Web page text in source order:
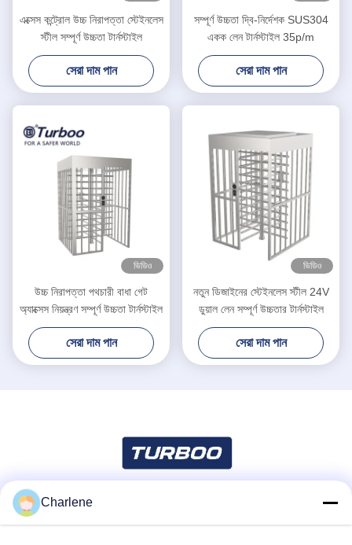
এক্সেস কন্ট্রোল উচ্চ নিরাপত্তা স্টেইনলেস
স্টীল সম্পূর্ণ উচ্চতা টার্নস্টাইল
সেরা দাম পান
সম্পূর্ণ উচ্চতা দ্বি-নির্দেশক SUS304
একক লেন টার্নস্টাইল 35p/m
সেরা দাম পান
ভিডিও
উচ্চ নিরাপত্তা পথচারী বাধা গেট
অ্যাক্সেস নিয়ন্ত্রণ সম্পূর্ণ উচ্চতা টার্নস্টাইল
সেরা দাম পান
ভিডিও
নতুন ডিজাইনের স্টেইনলেস স্টীল 24V
ডুয়াল লেন সম্পূর্ণ উচ্চতার টার্নস্টাইল
সেরা দাম পান
Charlene